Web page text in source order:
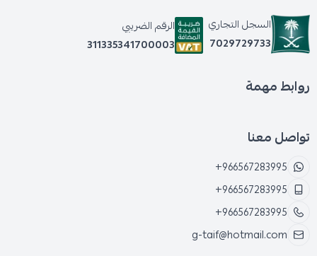
السجل التجاري
7029729733
الرقم الضريبي
311335341700003
روابط مهمة
تواصل معنا
+966567283995
+966567283995
+966567283995
g-taif@hotmail.com